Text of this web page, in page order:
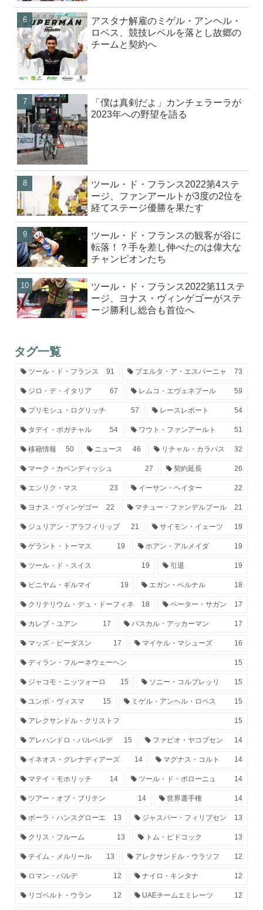
アスタナ解雇のミゲル・アンヘル・
ロペス、競技レベルを落とし故郷の
チームと契約へ
「僕は真剣だよ」カンチェラーラが
2023年への野望を語る
ツール・ド・フランス2022第4ステ
ージ、ファンアールトが3度の2位を
経てステージ優勝を果たす
ツール・ド・フランスの観客が谷に
転落！？手を差し伸べたのは偉大な
チャンピオンたち
ツール・ド・フランス2022第11ステ
ージ、ヨナス・ヴィンゲゴーがステ
ージ勝利し総合も首位へ
タグ一覧
ツール・ド・フランス 91 ブエルタ・ア・エスパーニャ 73
ジロ・デ・イタリア 67 レムコ・エヴェネプール 59
プリモシュ・ログリッチ 57 レースレポート 54
タデイ・ポガチャル 54 ワウト・ファンアールト 51
移籍情報 50 ニュース 46 リチャル・カラパス 32
マーク・カベンディッシュ 27 契約延長 26
エンリク・マス 23 イーサン・ヘイター 22
ヨナス・ヴィンゲゴー 22 マチュー・ファンデルプール 21
ジュリアン・アラフィリップ 21 サイモン・イェーツ 19
ゲラント・トーマス 19 ホアン・アルメイダ 19
ツール・ド・スイス 19 引退 19
ビニヤム・ギルマイ 19 エガン・ベルナル 18
クリテリウム・デュ・ドーフィネ 18 ペーター・サガン 17
カレブ・ユアン 17 パスカル・アッカーマン 17
マッズ・ピーダスン 17 マイケル・マシューズ 16
ディラン・フルーネウェーヘン 15
ジャコモ・ニッツォーロ 15 ソニー・コルブレッリ 15
ユンボ・ヴィスマ 15 ミゲル・アンヘル・ロペス 15
アレクサンドル・クリストフ 15
アレハンドロ・バルベルデ 15 ファビオ・ヤコブセン 14
イネオス・グレナディアーズ 14 マグナス・コルト 14
マテイ・モホリッチ 14 ツール・ド・ポローニュ 14
ツアー・オブ・ブリテン 14 世界選手権 14
ボーラ・ハンスグローエ 13 ジャスパー・フィリプセン 13
クリス・フルーム 13 トム・ピドコック 13
テイム・メルリール 13 アレクサンドル・ウラソフ 12
ロマン・バルデ 12 ナイロ・キンタナ 12
リゴベルト・ウラン 12 UAEチームエミレーツ 12